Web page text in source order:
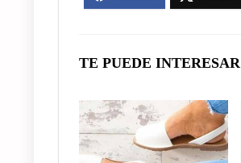
TE PUEDE INTERESAR